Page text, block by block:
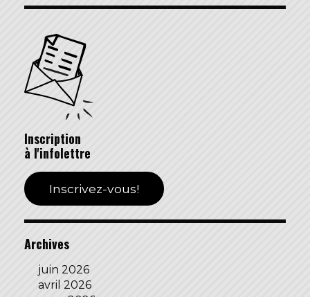
Inscription
à l'infolettre
Inscrivez-vous!
Archives
juin 2026
avril 2026